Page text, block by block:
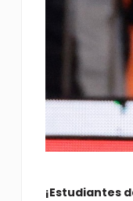
¡Estudiantes